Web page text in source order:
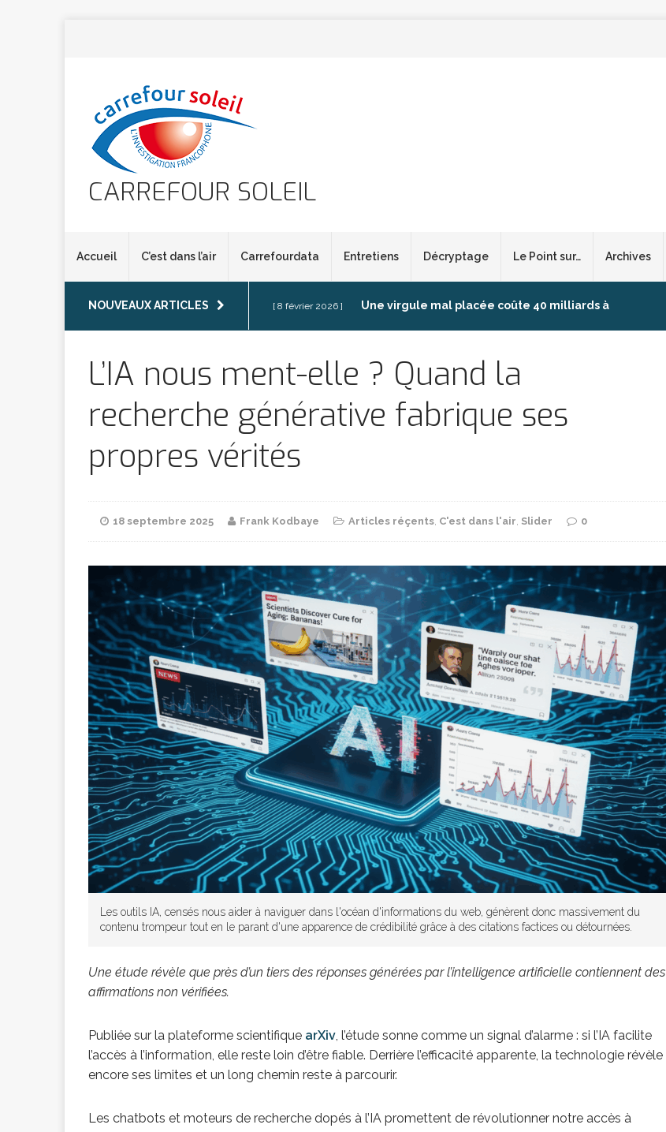
CARREFOUR SOLEIL
Accueil C’est dans l’air Carrefourdata Entretiens Décryptage Le Point sur… Archives
NOUVEAUX ARTICLES [ 8 février 2026 ] Une virgule mal placée coûte 40 milliards à
[ 8 février 2026 ] Afrique du Sud : la faune reprend sa valeur
marchande
[ 7 février 2026 ] Et si le temps n’existait pas ? ARTICLES RÉÇENTS
l’AVC chez les femmes ARTICLES RÉÇENTS
[ 5 février 2026 ] Énergie solaire : l’Afrique passe de la pénurie à
l’ambition ARTICLES RÉÇENTS
[ 2 février 2026 ] Washington refuse de payer et met l’ONU en péril
financier ARTICLES RÉÇENTS
[ 15 octobre 2025 ] Madagascar : Rajoelina chassé par « ses »
militaires ARTICLES RÉÇENTS
[ 22 septembre 2025 ] L’or de la RDC pillé par une mafia sino-
L’IA nous ment-elle ? Quand la
recherche générative fabrique ses
propres vérités
18 septembre 2025 Frank Kodbaye Articles réçents, C'est dans l'air, Slider 0
Les outils IA, censés nous aider à naviguer dans l'océan d'informations du web, génèrent donc massivement du
contenu trompeur tout en le parant d'une apparence de crédibilité grâce à des citations factices ou détournées.
Une étude révèle que près d’un tiers des réponses générées par l’intelligence artificielle contiennent des
affirmations non vérifiées.
Publiée sur la plateforme scientifique arXiv, l’étude sonne comme un signal d’alarme : si l’IA facilite
l’accès à l’information, elle reste loin d’être fiable. Derrière l’efficacité apparente, la technologie révèle
encore ses limites et un long chemin reste à parcourir.
Les chatbots et moteurs de recherche dopés à l’IA promettent de révolutionner notre accès à